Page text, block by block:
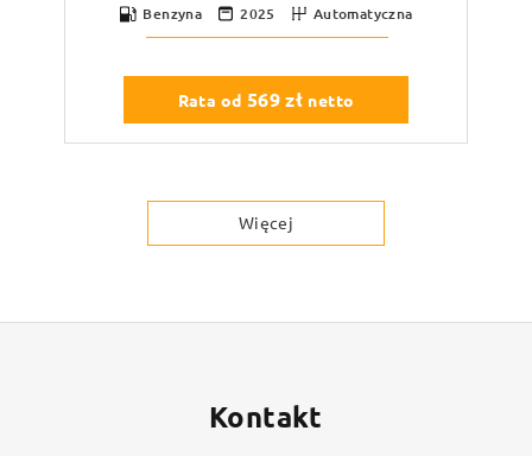
Benzyna 2025 Automatyczna
Rata od 569zł netto
Więcej
Kontakt